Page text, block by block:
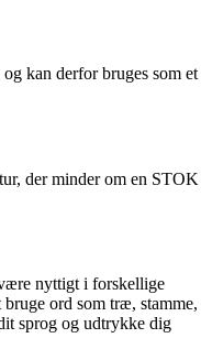
kan derfor bruges som et
der minder om en STOK
nyttigt i forskellige
ord som træ, stamme,
sprog og udtrykke dig